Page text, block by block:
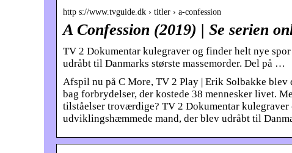
http s://www.tvguide.dk › titler › a-confession
A Confession (2019) | Se serien
TV 2 Dokumentar kulegraver og finder helt nye
udråbt til Danmarks største massemorder. Del på …
Afspil nu på C More, TV 2 Play | Erik Solbakke
bag forbrydelser, der kostede 38 mennesker livet.
tilståelser troværdige? TV 2 Dokumentar
udviklingshæmmede mand, der blev udråbt til